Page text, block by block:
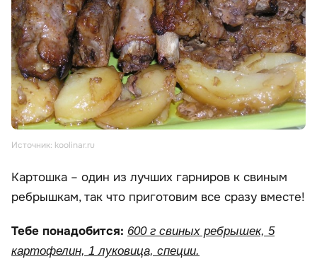
Источник: koolinar.ru
Картошка – один из лучших гарниров к свиным
ребрышкам, так что приготовим все сразу вместе!
Тебе понадобится: 600 г свиных ребрышек, 5
картофелин, 1 луковица, специи.